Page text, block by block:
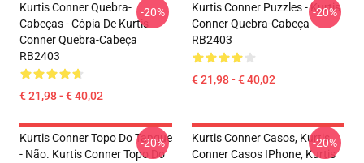
Kurtis Conner Quebra-
Cabeças - Cópia De Kurtis
Conner Quebra-Cabeça
RB2403
€ 21,98 - € 40,02
-20%
Kurtis Conner Puzzles - Kurtis
Conner Quebra-Cabeça
RB2403
€ 21,98 - € 40,02
-20%
Kurtis Conner Topo Do Tanque
- Não. Kurtis Conner Topo Do
-20%
Kurtis Conner Casos, Kurtis
Conner Casos IPhone, Kurtis
-20%